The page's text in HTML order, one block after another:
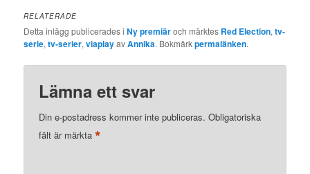
RELATERADE
Detta inlägg publicerades iNy premiäroch märktes Red Election,tv-
serie,tv-serier,viaplayavAnnika. Bokmärkpermalänken.
Lämna ett svar
Din e-postadress kommer inte publiceras. Obligatoriska
fält är märkta*